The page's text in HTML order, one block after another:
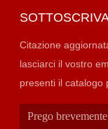
Citazione
lasciarci il vostro
presenti il catalogo